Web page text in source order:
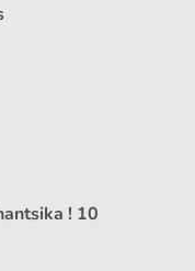
! 10